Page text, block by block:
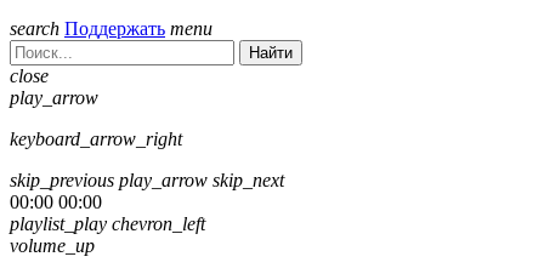
search Поддержать menu
Найти
close
play_arrow
keyboard_arrow_right
skip_previous play_arrow skip_next
00:00 00:00
playlist_play chevron_left
volume_up